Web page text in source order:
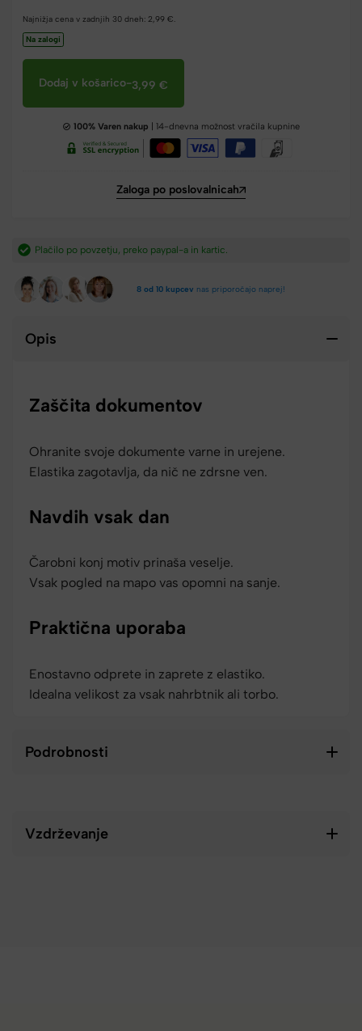
Najnižja cena v zadnjih 30 dneh: 2,99 €
Na zalogi
Dodaj v košarico-3,99 €
100% Varen nakup | 14-dnevna možnost vračila kupnine
Zaloga po poslovalnicah
Hitra dostava iz Slovenije v 2-4 dneh.​
8 od 10 kupcev nas priporočajo naprej!
Opis
Zaščita dokumentov
Ohranite svoje dokumente varne in urejene.
Elastika zagotavlja, da nič ne zdrsne ven.
Navdih vsak dan
Čarobni konj motiv prinaša veselje.
Vsak pogled na mapo vas opomni na sanje.
Praktična uporaba
Enostavno odprete in zaprete z elastiko.
Idealna velikost za vsak nahrbtnik ali torbo.
Podrobnosti
Vzdrževanje